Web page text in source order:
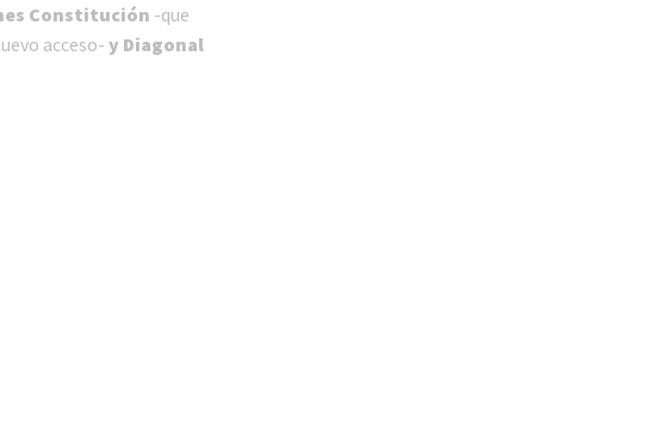
Constitución -que
acceso- y Diagonal